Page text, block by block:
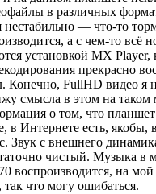
в различных
нестабильно — что-то
а с чем-то всё
установкой MX
прекрасно
Конечно, FullHD видео я
смысла в этом на таком
о том, что планшет
в Интернете есть, якобы,
Звук с внешнего
чистый. Музыка в
воспроизводится, на
что могу ошибаться.